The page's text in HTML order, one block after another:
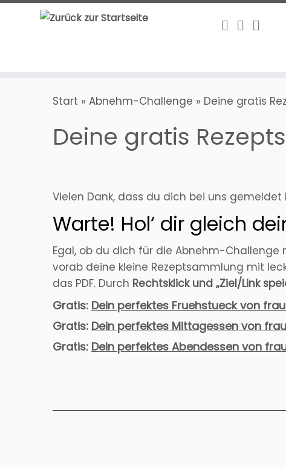
Zum
Start » Abnehm-Challenge » Deine gratis
Deine gratis
Vielen Dank, dass du dich bei uns
Warte! Hol‘ dir gleich
Egal, ob du dich für die Abnehm-
vorab deine kleine Rezeptsammlung mit
das PDF. Durch Rechtsklick und „Ziel/Link
Gratis: Dein perfektes Fruehstueck von
Gratis: Dein perfektes Mittagessen von
Gratis: Dein perfektes Abendessen von